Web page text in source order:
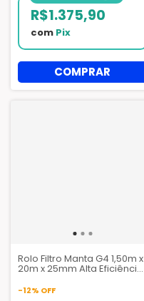
R$1.375,90
com Pix
Rolo Filtro Manta G4 1,50m x
20m x 25mm Alta Eficiência
Indústrias e Hospitais
-12% OFF